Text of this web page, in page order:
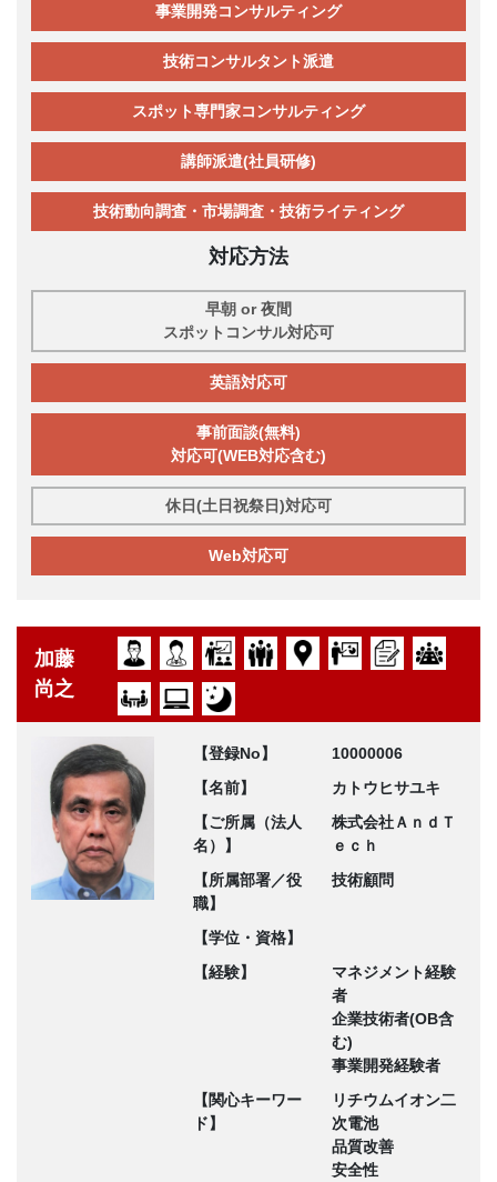
事業開発コンサルティング
技術コンサルタント派遣
スポット専門家コンサルティング
講師派遣(社員研修)
技術動向調査・市場調査・技術ライティング
対応方法
早朝 or 夜間
スポットコンサル対応可
英語対応可
事前面談(無料)
対応可(WEB対応含む)
休日(土日祝祭日)対応可
Web対応可
加藤
尚之
【登録No】
10000006
【名前】
カトウヒサユキ
【ご所属（法人
名）】
株式会社ＡｎｄＴ
ｅｃｈ
【所属部署／役
職】
技術顧問
【学位・資格】
【経験】
マネジメント経験
者
企業技術者(OB含
む)
事業開発経験者
【関心キーワー
ド】
リチウムイオン二
次電池
品質改善
安全性